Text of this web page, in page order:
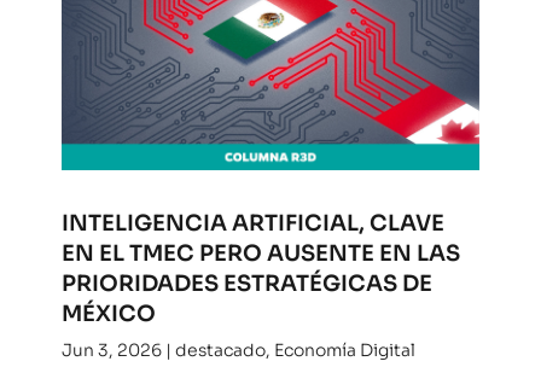
INTELIGENCIA ARTIFICIAL, CLAVE
EN EL TMEC PERO AUSENTE EN LAS
PRIORIDADES ESTRATÉGICAS DE
MÉXICO
Jun 3, 2026| destacado, Economía Digital